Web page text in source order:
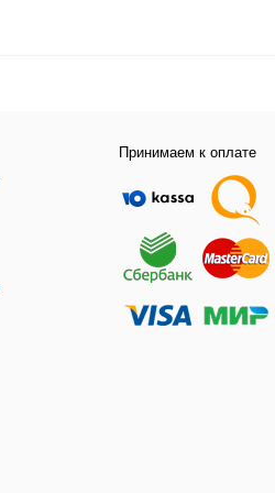
Принимаем к оплате